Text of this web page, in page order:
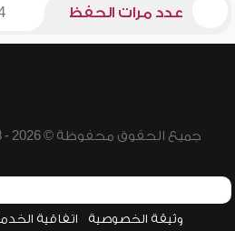
عدد مرات الحفظ
جميع الحقوق محفوظة © 2026 - 1998 لشبكة إسلام ويب
وثيقة الخصوصية اتفاقية